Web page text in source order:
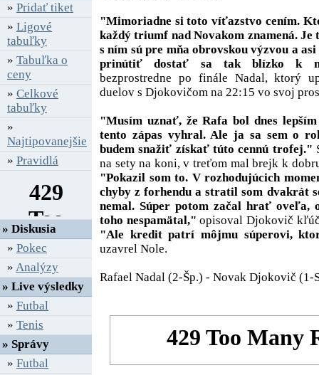
» Pridať tiket
» Ligové
tabuľky
» Tabuľka o
ceny
» Celkové
tabuľky
»
Najtipovanejšie
» Pravidlá
» Diskusia
» Pokec
» Analýzy
» Live výsledky
» Futbal
» Tenis
» Správy
» Futbal
"Mimoriadne si toto víťazstvo cením.
každý triumf nad Novakom znamená. Je
s ním sú pre mňa obrovskou výzvou a
prinútiť dostať sa tak blízko k
bezprostredne po finále Nadal, ktorý
duelov s Djokovičom na 22:15 vo svoj
"Musím uznať, že Rafa bol dnes
tento zápas vyhral. Ale ja sa sem o
budem snažiť získať túto cennú trofej."
na sety na koni, v treťom mal brejk k
"Pokazil som to. V rozhodujúcich
chyby z forhendu a stratil som dvakrát
nemal. Súper potom začal hrať oveľa,
toho nespamätal," opisoval Djokovič
"Ale kredit patrí môjmu súperovi,
uzavrel Nole.
Rafael Nadal (2-Šp.) - Novak Djokovič (1-